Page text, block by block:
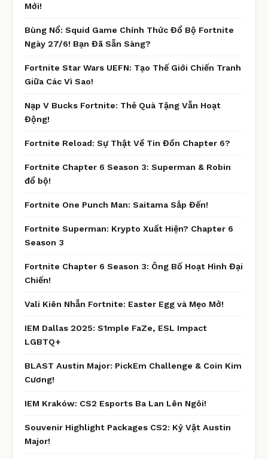
Mới!
Bùng Nổ: Squid Game Chính Thức Đổ Bộ Fortnite
Ngày 27/6! Bạn Đã Sẵn Sàng?
Fortnite Star Wars UEFN: Tạo Thế Giới Chiến Tranh
Giữa Các Vì Sao!
Nạp V Bucks Fortnite: Thẻ Quà Tặng Vẫn Hoạt
Động!
Fortnite Reload: Sự Thật Về Tin Đồn Chapter 6?
Fortnite Chapter 6 Season 3: Superman & Robin
đổ bộ!
Fortnite One Punch Man: Saitama Sắp Đến!
Fortnite Superman: Krypto Xuất Hiện? Chapter 6
Season 3
Fortnite Chapter 6 Season 3: Ông Bố Hoạt Hình Đại
Chiến!
Vali Kiên Nhẫn Fortnite: Easter Egg và Mẹo Mở!
IEM Dallas 2025: S1mple FaZe, ESL Impact
LGBTQ+
BLAST Austin Major: PickEm Challenge & Coin Kim
Cương!
IEM Kraków: CS2 Esports Ba Lan Lên Ngôi!
Souvenir Highlight Packages CS2: Kỷ Vật Austin
Major!